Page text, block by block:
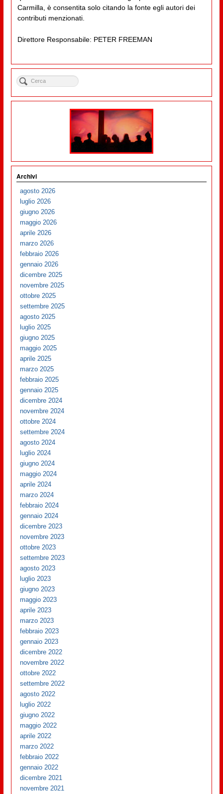
Carmilla, è consentita solo citando la fonte egli autori dei
contributi menzionati.
Direttore Responsabile: PETER FREEMAN
Archivi
agosto 2026
luglio 2026
giugno 2026
maggio 2026
aprile 2026
marzo 2026
febbraio 2026
gennaio 2026
dicembre 2025
novembre 2025
ottobre 2025
settembre 2025
agosto 2025
luglio 2025
giugno 2025
maggio 2025
aprile 2025
marzo 2025
febbraio 2025
gennaio 2025
dicembre 2024
novembre 2024
ottobre 2024
settembre 2024
agosto 2024
luglio 2024
giugno 2024
maggio 2024
aprile 2024
marzo 2024
febbraio 2024
gennaio 2024
dicembre 2023
novembre 2023
ottobre 2023
settembre 2023
agosto 2023
luglio 2023
giugno 2023
maggio 2023
aprile 2023
marzo 2023
febbraio 2023
gennaio 2023
dicembre 2022
novembre 2022
ottobre 2022
settembre 2022
agosto 2022
luglio 2022
giugno 2022
maggio 2022
aprile 2022
marzo 2022
febbraio 2022
gennaio 2022
dicembre 2021
novembre 2021